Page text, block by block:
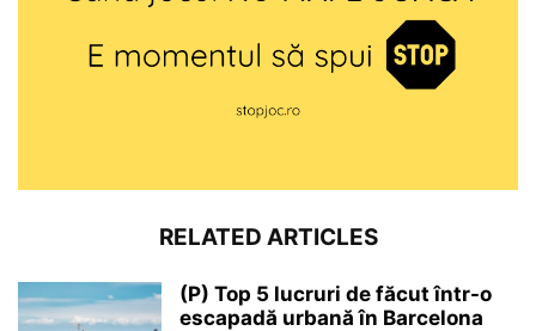
RELATED ARTICLES
(P) Top 5 lucruri de făcut într-o
escapadă urbană în Barcelona